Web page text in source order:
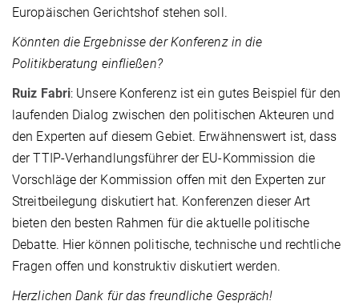
Europäischen Gerichtshof stehen soll.
Könnten die Ergebnisse der Konferenz in die
Politikberatung einfließen?
Ruiz Fabri: Unsere Konferenz ist ein gutes Beispiel für den
laufenden Dialog zwischen den politischen Akteuren und
den Experten auf diesem Gebiet. Erwähnenswert ist, dass
der TTIP-Verhandlungsführer der EU-Kommission die
Vorschläge der Kommission offen mit den Experten zur
Streitbeilegung diskutiert hat. Konferenzen dieser Art
bieten den besten Rahmen für die aktuelle politische
Debatte. Hier können politische, technische und rechtliche
Fragen offen und konstruktiv diskutiert werden.
Herzlichen Dank für das freundliche Gespräch!